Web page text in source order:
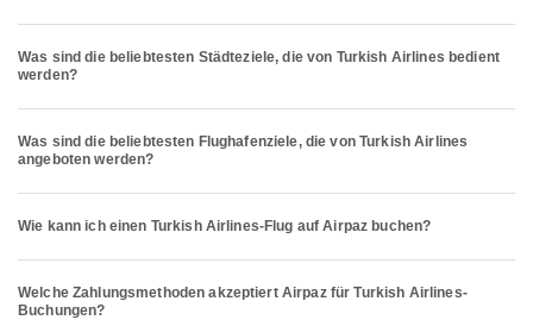
Was sind die beliebtesten Städteziele, die von Turkish Airlines bedient
werden?
Was sind die beliebtesten Flughafenziele, die von Turkish Airlines
angeboten werden?
Wie kann ich einen Turkish Airlines-Flug auf Airpaz buchen?
Welche Zahlungsmethoden akzeptiert Airpaz für Turkish Airlines-
Buchungen?